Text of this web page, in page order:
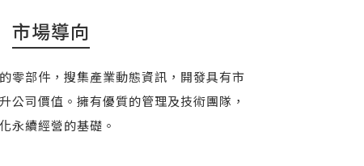
市場導向
零部件，搜集產業動態資訊，開發具有市
公司價值。擁有優質的管理及技術團隊，
永續經營的基礎。